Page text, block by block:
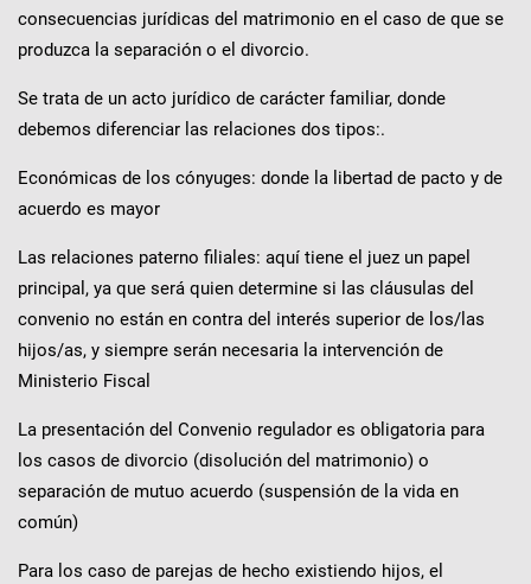
consecuencias jurídicas del matrimonio en el caso de que se
produzca la separación o el divorcio.
Se trata de un acto jurídico de carácter familiar, donde
debemos diferenciar las relaciones dos tipos:.
Económicas de los cónyuges: donde la libertad de pacto y de
acuerdo es mayor
Las relaciones paterno filiales: aquí tiene el juez un papel
principal, ya que será quien determine si las cláusulas del
convenio no están en contra del interés superior de los/las
hijos/as, y siempre serán necesaria la intervención de
Ministerio Fiscal
La presentación del Convenio regulador es obligatoria para
los casos de divorcio (disolución del matrimonio) o
separación de mutuo acuerdo (suspensión de la vida en
común)
Para los caso de parejas de hecho existiendo hijos, el